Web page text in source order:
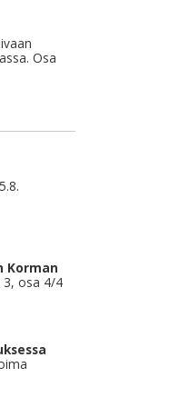
Osa
Korman
3, osa 4/4